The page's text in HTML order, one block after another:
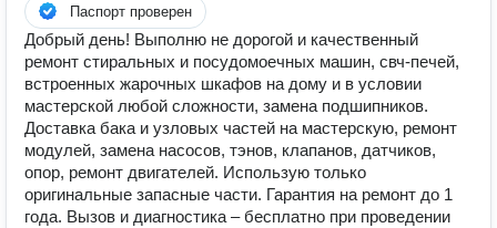
Паспорт проверен
Добрый день! Выполню не дорогой и качественный
ремонт стиральных и посудомоечных машин, свч-печей,
встроенных жарочных шкафов на дому и в условии
мастерской любой сложности, замена подшипников.
Доставка бака и узловых частей на мастерскую, ремонт
модулей, замена насосов, тэнов, клапанов, датчиков,
опор, ремонт двигателей. Использую только
оригинальные запасные части. Гарантия на ремонт до 1
года. Вызов и диагностика – бесплатно при проведении